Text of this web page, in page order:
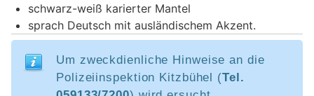
schwarz-weiß karierter Mantel
sprach Deutsch mit ausländischem Akzent.
Um zweckdienliche Hinweise an die
Polizeiinspektion Kitzbühel (Tel.